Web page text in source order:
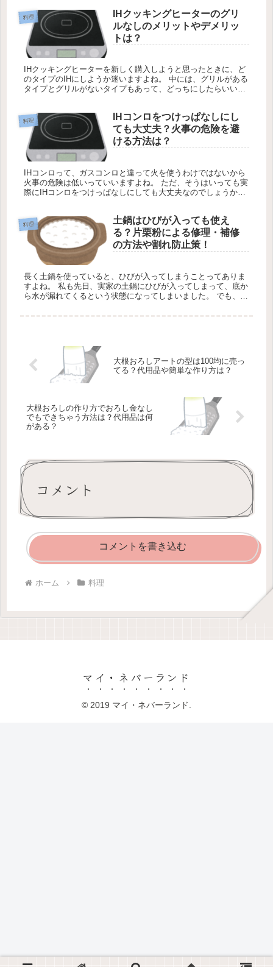
料理
IHクッキングヒーターのグリ
ルなしのメリットやデメリッ
トは？
IHクッキングヒーターを新しく購入しようと思ったときに、ど
のタイプのIHにしようか迷いますよね。 中には、グリルがある
タイプとグリルがないタイプもあって、どっちにしたらいいの
料理
IHコンロをつけっぱなしにし
ても大丈夫？火事の危険を避
ける方法は？
IHコンロって、ガスコンロと違って火を使うわけではないから
火事の危険は低いっていいますよね。 ただ、そうはいっても実
際にIHコンロをつけっぱなしにしても大丈夫なのでしょうか？
料理
土鍋はひびが入っても使え
る？片栗粉による修理・補修
の方法や割れ防止策！
長く土鍋を使っていると、ひびが入ってしまうことってありま
すよね。 私も先日、実家の土鍋にひびが入ってしまって、底か
ら水が漏れてくるという状態になってしまいました。 でも、何
大根おろしアートの型は100均に売っ
てる？代用品や簡単な作り方は？
大根おろしの作り方でおろし金なし
でもできちゃう方法は？代用品は何
がある？
コメント
コメントを書き込む
ホーム 料理
マイ・ネバーランド
© 2019 マイ・ネバーランド.